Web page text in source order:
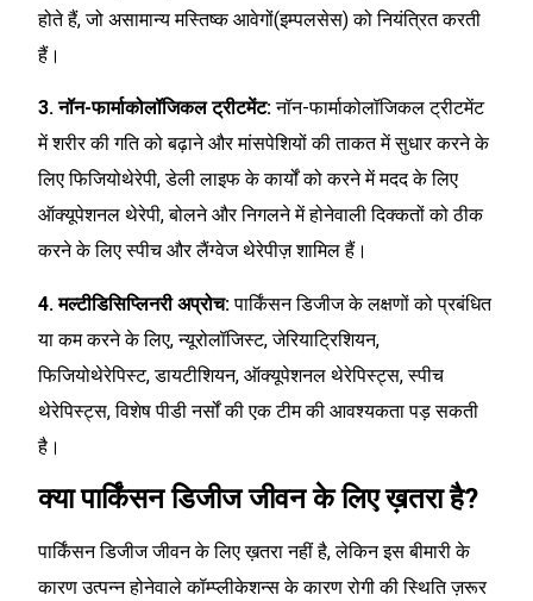
होते हैं, जो असामान्य मस्तिष्क आवेगों(इम्पलसेस) को नियंत्रित करती
हैं।
3. नॉन-फार्माकोलॉजिकल ट्रीटमेंट:नॉन-फार्माकोलॉजिकल ट्रीटमेंट
में शरीर की गति को बढ़ाने और मांसपेशियों की ताकत में सुधार करने के
लिए फिजियोथेरेपी, डेली लाइफ के कार्यों को करने में मदद के लिए
ऑक्यूपेशनल थेरेपी, बोलने और निगलने में होनेवाली दिक्कतों को ठीक
करने के लिए स्पीच और लैंग्वेज थेरेपीज़ शामिल हैं।
4. मल्टीडिसिप्लिनरी अप्रोच:पार्किंसन डिजीज के लक्षणों को प्रबंधित
या कम करने के लिए, न्यूरोलॉजिस्ट, जेरियाट्रिशियन,
फिजियोथेरेपिस्ट, डायटीशियन, ऑक्यूपेशनल थेरेपिस्ट्स, स्पीच
थेरेपिस्ट्स, विशेष पीडी नर्सों की एक टीम की आवश्यकता पड़ सकती
है।
क्या पार्किंसन डिजीज जीवन के लिए ख़तरा है?
पार्किंसन डिजीज जीवन के लिए ख़तरा नहीं है, लेकिन इस बीमारी के
कारण उत्पन्न होनेवाले कॉम्प्लीकेशन्स के कारण रोगी की स्थिति ज़रूर